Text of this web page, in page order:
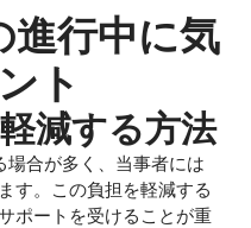
進行中に気
ト
減する方法
合が多く、当事者には
す。この負担を軽減する
ポートを受けることが重